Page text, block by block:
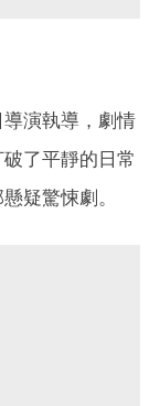
導演執導，劇情
了平靜的日常
疑驚悚劇。